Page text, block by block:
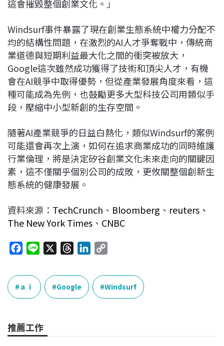
這會摧毀整個創業文化。」
Windsurf事件暴露了現在創業生態系統中權力分配不
均的結構性問題，在激烈的AI人才爭奪戰中，傳統商
業道德與短期利益最大化之間的衝突被放大，
Google這次雖然成功獲得了技術和頂尖人才，有機
會在AI競爭中取得優勢，但從產業發展角度來看，這
種可能成為先例，也鼓勵更多大型科技公司用類似手
段，壓縮中小型新創的生存空間。
隨著AI產業競爭的日益白熱化，類似Windsurf的案例
可能還會再次上演，如何在追求商業成功的同時維護
行業倫理，將是決定矽谷創業文化未來走向的關鍵因
素，這不僅關乎個別公司的成敗，更攸關整個創新生
態系統的健康發展。
資料來源： TechCrunch 、 Bloomberg 、 reuters、
The New York Times 、 CNBC
c
e
b
o
k
e
r
e
a
k
n
p
y
L
k
ａｉ Google Windsurf
推薦工作